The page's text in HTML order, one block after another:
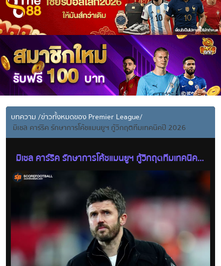
บทความ /ข่าวทั้งหมดของ Premier League/
มิเชล คาร์ริค รักษาการโค้ชแมนยูฯ กู้วิกฤตทีมเทคนิคปี 2026
มิเชล คาร์ริค รักษาการโค้ชแมนยูฯ กู้วิกฤตทีมเทคนิคปี
2026